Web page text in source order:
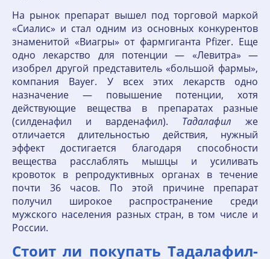
На рынок препарат вышел под торговой маркой
«Сиалис» и стал одним из основных конкурентов
знаменитой «Виагры» от фармгиганта Pfizer. Еще
одно лекарство для потенции — «Левитра» —
изобрел другой представитель «большой фармы»,
компания Bayer. У всех этих лекарств одно
назначение — повышение потенции, хотя
действующие вещества в препаратах разные
(силденафил и варденафил). Тадалафил же
отличается длительностью действия, нужный
эффект достигается благодаря способности
вещества расслаблять мышцы и усиливать
кровоток в репродуктивных органах в течение
почти 36 часов. По этой причине препарат
получил широкое распространение среди
мужского населения разных стран, в том числе и
России.
Стоит ли покупать Тадалафил-